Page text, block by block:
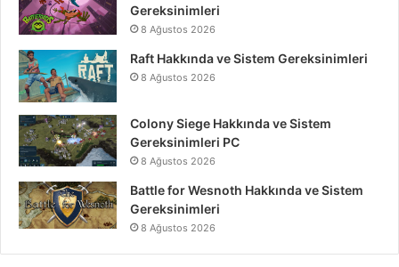
Gereksinimleri
8 Ağustos 2026
Raft Hakkında ve Sistem Gereksinimleri
8 Ağustos 2026
Colony Siege Hakkında ve Sistem
Gereksinimleri PC
8 Ağustos 2026
Battle for Wesnoth Hakkında ve Sistem
Gereksinimleri
8 Ağustos 2026